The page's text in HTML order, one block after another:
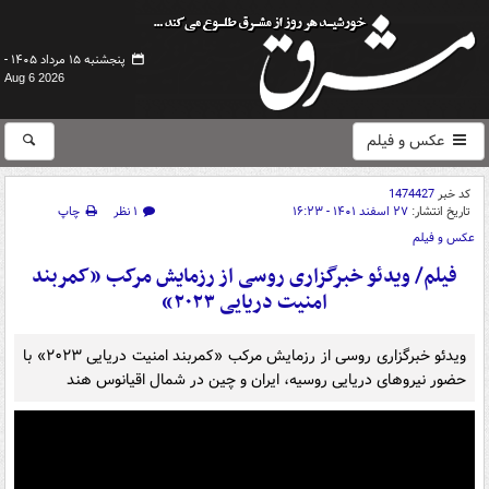
پنجشنبه ۱۵ مرداد ۱۴۰۵ -
Aug 6 2026
عکس و فیلم
کد خبر1474427
تاریخ انتشار: ۲۷ اسفند ۱۴۰۱ - ۱۶:۲۳ ۱ نظر
چاپ
عکس و فیلم
فیلم/ ویدئو خبرگزاری روسی از رزمایش مرکب «کمربند
امنیت دریایی ۲۰۲۳»
ویدئو خبرگزاری روسی از رزمایش مرکب «کمربند امنیت دریایی ۲۰۲۳» با
حضور نیروهای دریایی روسیه، ایران و چین در شمال اقیانوس هند